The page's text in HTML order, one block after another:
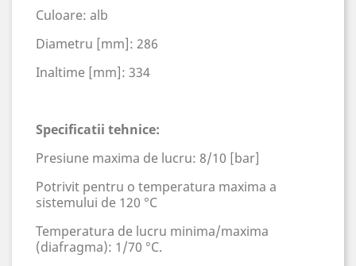
Culoare: alb
Diametru [mm]: 286
Inaltime [mm]: 334
Specificatii tehnice:
Presiune maxima de lucru: 8/10 [bar]
Potrivit pentru o temperatura maxima a
sistemului de 120 °C
Temperatura de lucru minima/maxima
(diafragma): 1/70 °C.